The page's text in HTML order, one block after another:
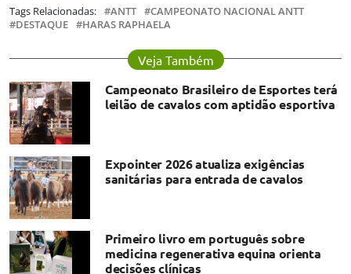
Tags Relacionadas: ANTT
CAMPEONATO NACIONAL ANTT
DESTAQUE
HARAS RAPHAELA
Veja Também
Campeonato Brasileiro de Esportes terá
leilão de cavalos com aptidão esportiva
Expointer 2026 atualiza exigências
sanitárias para entrada de cavalos
Primeiro livro em português sobre
medicina regenerativa equina orienta
decisões clínicas